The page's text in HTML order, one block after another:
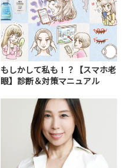
もしかして私も！？【スマホ老
眼】診断＆対策マニュアル